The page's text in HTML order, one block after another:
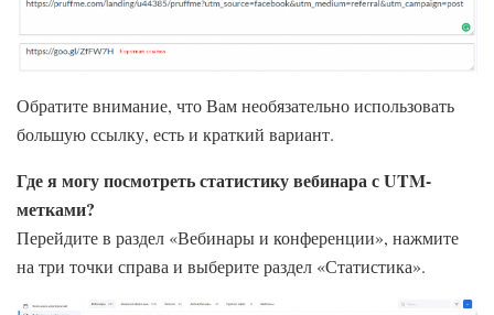
Обратите внимание, что Вам необязательно использовать
большую ссылку, есть и краткий вариант.
Где я могу посмотреть статистику вебинара с UTM-
метками?
Перейдите в раздел «Вебинары и конференции», нажмите
на три точки справа и выберите раздел «Статистика».